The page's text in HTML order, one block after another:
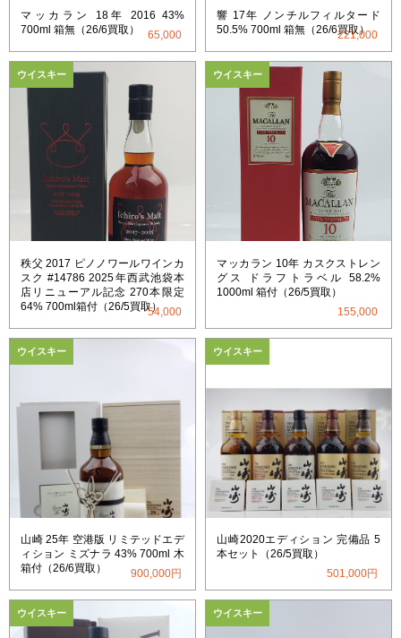
マッカラン 18年 2016 43%
700ml 箱無（26/6買取）
65,000
響 17年 ノンチルフィルタード
50.5% 700ml 箱無（26/6買取）
221,000
ウイスキー
秩父 2017 ピノノワールワインカ
スク #14786 2025年西武池袋本
店リニューアル記念 270本限定
64% 700ml箱付（26/5買取）54,000
ウイスキー
マッカラン 10年 カスクストレン
グス ドラフトラベル 58.2%
1000ml 箱付（26/5買取）
155,000
ウイスキー
山崎 25年 空港版 リミテッドエデ
ィション ミズナラ 43% 700ml 木
箱付（26/6買取）
900,000円
ウイスキー
山崎2020エディション 完備品 5
本セット（26/5買取）
501,000円
ウイスキー ウイスキー